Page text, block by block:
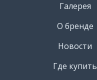
Галерея
О бренде
Новости
Где купить